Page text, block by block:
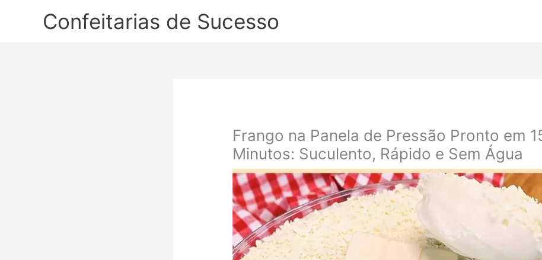
Confeitarias de Sucesso
Frango na Panela de Pressão Pronto em
Minutos: Suculento, Rápido e Sem Água